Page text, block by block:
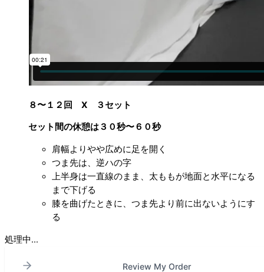
８〜１２回 X ３セット
セット間の休憩は３０秒〜６０秒
肩幅よりやや広めに足を開く
つま先は、逆ハの字
上半身は一直線のまま、太ももが地面と水平になる
まで下げる
膝を曲げたときに、つま先より前に出ないようにす
る
処理中...
Review My Order